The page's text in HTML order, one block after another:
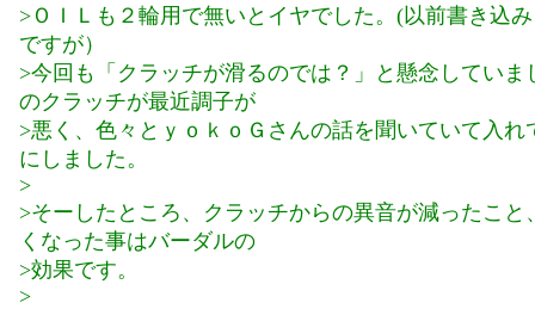
>ＯＩＬも２輪用で無いとイヤでした。(以前書き込
ですが）
>今回も「クラッチが滑るのでは？」と懸念していま
のクラッチが最近調子が
>悪く、色々とｙｏｋｏＧさんの話を聞いていて入れ
にしました。
>
>そーしたところ、クラッチからの異音が減ったこと
くなった事はバーダルの
>効果です。
>